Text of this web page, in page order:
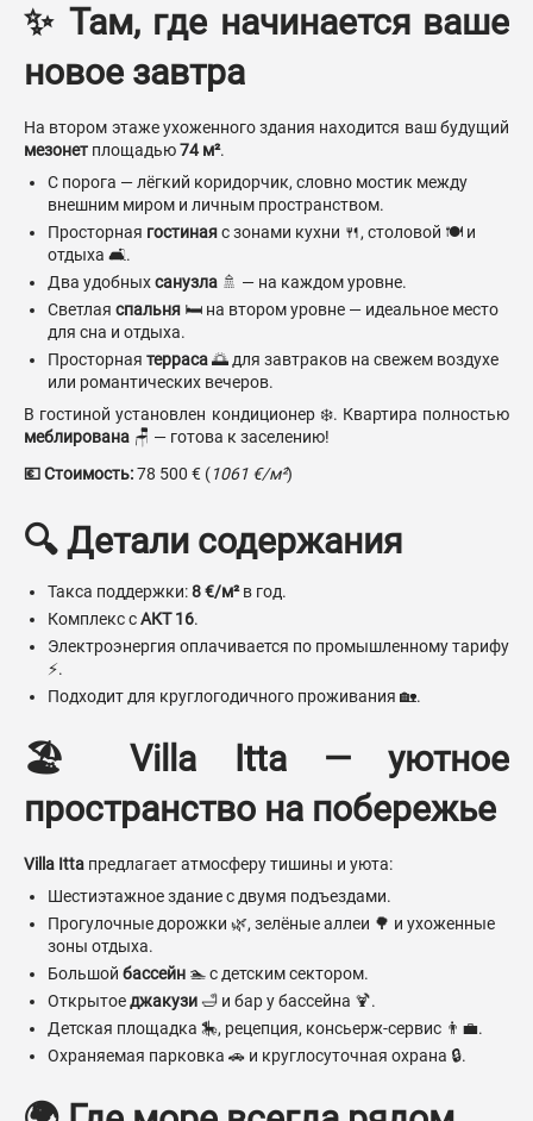
✨ Там, где начинается ваше
новое завтра
На втором этаже ухоженного здания находится ваш будущий
мезонет площадью74 м².
С порога — лёгкий коридорчик, словно мостик между
внешним миром и личным пространством.
Просторная гостинаяс зонами кухни 🍴, столовой 🍽️ и
отдыха 🛋️.
Два удобныхсанузла 🚿 — на каждом уровне.
Светлая спальня 🛏️ на втором уровне — идеальное место
для сна и отдыха.
Просторная терраса🌅 для завтраков на свежем воздухе
или романтических вечеров.
В гостиной установлен кондиционер ❄️. Квартира полностью
меблирована 🪑 — готова к заселению!
💶 Стоимость:78 500 € (1061 €/м²)
🔍 Детали содержания
Такса поддержки:8 €/м²в год.
Комплекс сАКТ 16.
Электроэнергия оплачивается по промышленному тарифу
⚡.
Подходит для круглогодичного проживания 🏡.
🏖️ Villa Itta — уютное
пространство на побережье
Villa Itta предлагает атмосферу тишины и уюта:
Шестиэтажное здание с двумя подъездами.
Прогулочные дорожки 🌿, зелёные аллеи 🌳 и ухоженные
зоны отдыха.
Большой бассейн 🏊 с детским сектором.
Открытоеджакузи🛁 и бар у бассейна 🍹.
Детская площадка 🎠, рецепция, консьерж-сервис 👨‍💼.
Охраняемая парковка 🚗 и круглосуточная охрана 🔒.